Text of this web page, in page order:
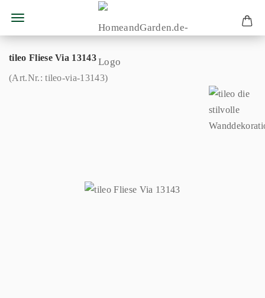
tileo Fliese Via 13143
(Art.Nr.:tileo-via-13143)